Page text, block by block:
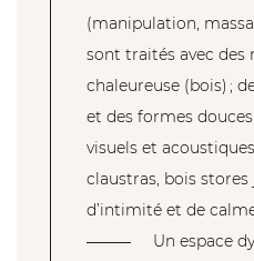
(manipulation,
sont traités avec des
chaleureuse (bois) ;
et des formes
visuels et
claustras, bois
d’intimité et de
Un espace